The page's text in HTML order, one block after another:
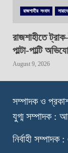
রাজশাহীর সংবাদ
রাজশাহীতে
পাল্টা-পাল্টি
August 9, 2026
সম্পাদক ও
যুগ্ম সম্পাদক :
নির্বাহী